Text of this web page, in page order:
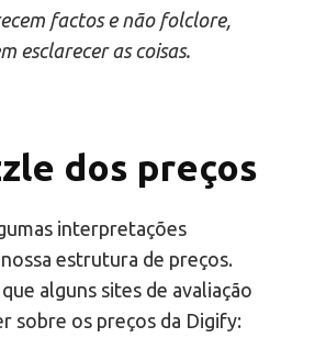
factos e não folclore,
esclarecer as coisas.
dos preços
interpretações
estrutura de preços.
alguns sites de avaliação
sobre os preços da Digify: